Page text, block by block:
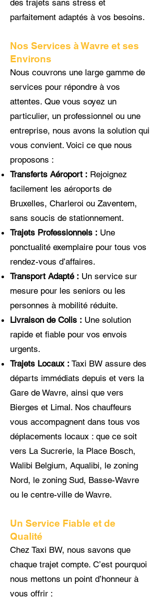
des trajets sans stress et
parfaitement adaptés à vos besoins.
Nos Services à Wavre et ses
Environs
Nous couvrons une large gamme de
services pour répondre à vos
attentes. Que vous soyez un
particulier, un professionnel ou une
entreprise, nous avons la solution qui
vous convient. Voici ce que nous
proposons :
Transferts Aéroport : Rejoignez
facilement les aéroports de
Bruxelles, Charleroi ou Zaventem,
sans soucis de stationnement.
Trajets Professionnels : Une
ponctualité exemplaire pour tous vos
rendez-vous d’affaires.
Transport Adapté : Un service sur
mesure pour les seniors ou les
personnes à mobilité réduite.
Livraison de Colis : Une solution
rapide et fiable pour vos envois
urgents.
Trajets Locaux : Taxi BW assure des
départs immédiats depuis et vers la
Gare de Wavre, ainsi que vers
Bierges et Limal. Nos chauffeurs
vous accompagnent dans tous vos
déplacements locaux : que ce soit
vers La Sucrerie, la Place Bosch,
Walibi Belgium, Aqualibi, le zoning
Nord, le zoning Sud, Basse-Wavre
ou le centre-ville de Wavre.
Un Service Fiable et de
Qualité
Chez Taxi BW, nous savons que
chaque trajet compte. C’est pourquoi
nous mettons un point d’honneur à
vous offrir :